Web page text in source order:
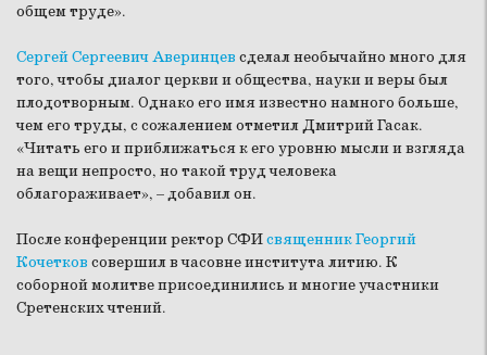
общем труде».
Сергей Сергеевич Аверинцев сделал необычайно много для
того, чтобы диалог церкви и общества, науки и веры был
плодотворным. Однако его имя известно намного больше,
чем его труды, с сожалением отметил Дмитрий Гасак.
«Читать его и приближаться к его уровню мысли и взгляда
на вещи непросто, но такой труд человека
облагораживает», – добавил он.
После конференции ректор СФИсвященник Георгий
Кочетков совершил в часовне института литию. К
соборной молитве присоединились и многие участники
Сретенских чтений.